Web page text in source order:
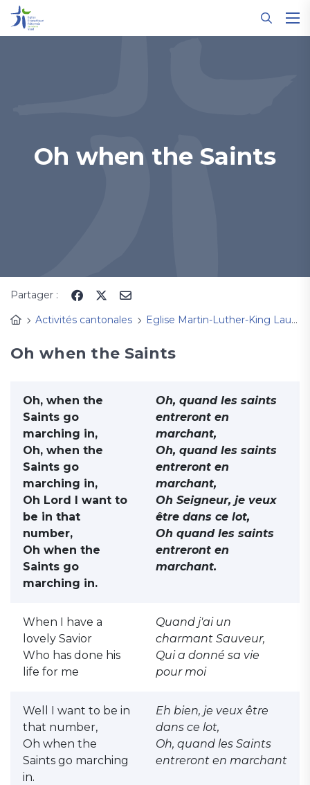
Oh when the Saints
Partager :
Activités cantonales
Eglise Martin-Luther-King Lausanne
Oh when the Saints
Oh, when the
Saints go
marching in,
Oh, when the
Saints go
marching in,
Oh Lord I want to
be in that
number,
Oh when the
Saints go
marching in.
Oh, quand les saints
entreront en
marchant,
Oh, quand les saints
entreront en
marchant,
Oh Seigneur, je veux
être dans ce lot,
Oh quand les saints
entreront en
marchant.
When I have a
lovely Savior
Who has done his
life for me
Quand j'ai un
charmant Sauveur,
Qui a donné sa vie
pour moi
Well I want to be in
that number,
Oh when the
Saints go marching
in.
Eh bien, je veux être
dans ce lot,
Oh, quand les Saints
entreront en marchant
Panneau de gestion des cookies